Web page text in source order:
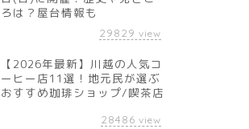
ろは？屋台情報も
29829 view
【2026年最新】川越の人気コ
ーヒー店11選！地元民が選ぶ
おすすめ珈琲ショップ/喫茶店
28486 view